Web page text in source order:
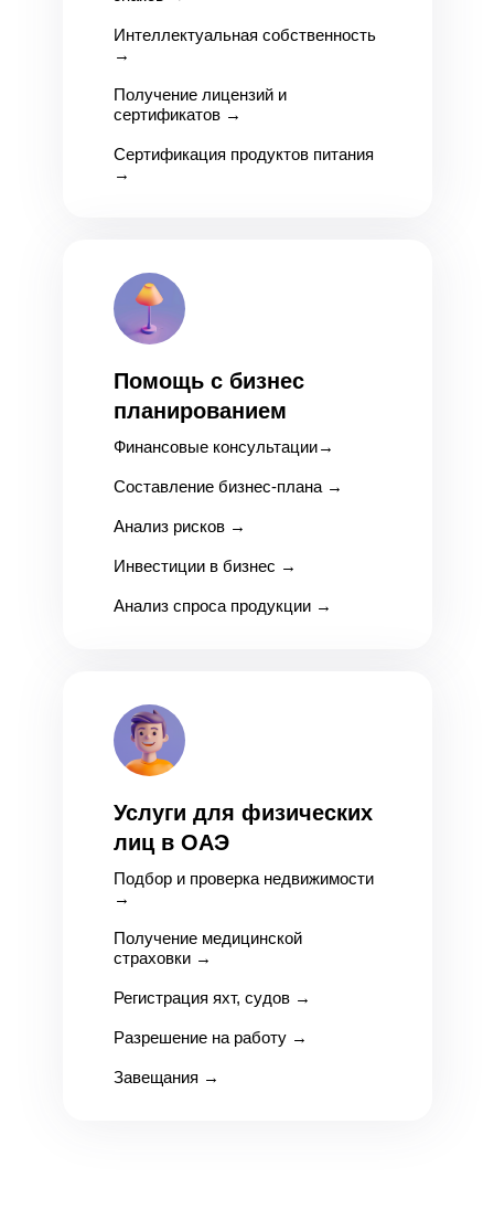
Интеллектуальная собственность
→
Получение лицензий и
сертификатов →
Сертификация продуктов питания
→
Помощь с бизнес
планированием
Финансовые консультации→
Составление бизнес-плана →
Анализ рисков →
Инвестиции в бизнес →
Анализ спроса продукции →
Услуги для физических
лиц в ОАЭ
Подбор и проверка недвижимости
→
Получение медицинской
страховки →
Регистрация яхт, судов →
Разрешение на работу →
Завещания →